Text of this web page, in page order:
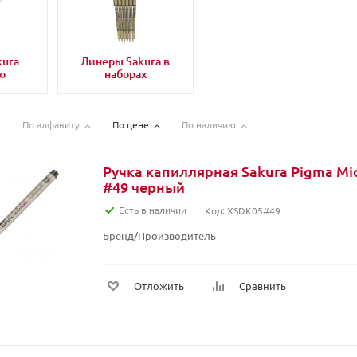
Линеры Sakura в
наборах
По алфавиту По цене По наличию
Ручка капиллярная Sakura Pigma
#49 черный
Есть в наличии Код: XSDK05#49
Бренд/Производитель
Отложить Сравнить